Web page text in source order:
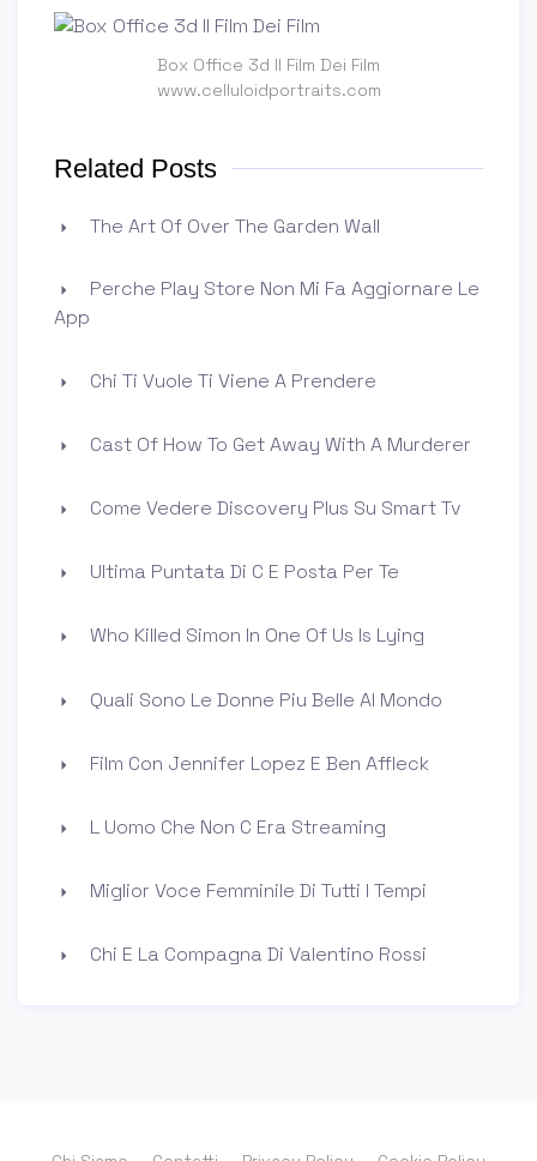
Box Office 3d Il Film Dei Film
www.celluloidportraits.com
Related Posts
The Art Of Over The Garden Wall
Perche Play Store Non Mi Fa Aggiornare Le
App
Chi Ti Vuole Ti Viene A Prendere
Cast Of How To Get Away With A Murderer
Come Vedere Discovery Plus Su Smart Tv
Ultima Puntata Di C E Posta Per Te
Who Killed Simon In One Of Us Is Lying
Quali Sono Le Donne Piu Belle Al Mondo
Film Con Jennifer Lopez E Ben Affleck
L Uomo Che Non C Era Streaming
Miglior Voce Femminile Di Tutti I Tempi
Chi E La Compagna Di Valentino Rossi